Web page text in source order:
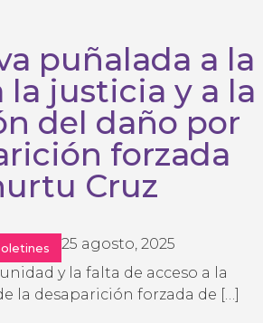
puñalada a la
la justicia y a la
del daño por
forzada
Cruz
25 agosto, 2025
y la falta de acceso a la
la desaparición forzada de […]